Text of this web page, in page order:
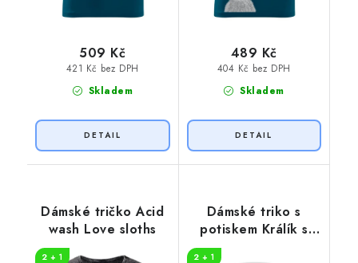
Skladem
421 Kč bez DPH
509 Kč
Skladem
404 Kč bez DPH
489 Kč
Dámské tričko Acid
wash Love sloths
2 + 1
Dámské triko s
potiskem Králík s
2 + 1